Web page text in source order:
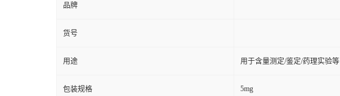
品牌
货号
用途 用于含量测定/鉴定/药理实验等
包装规格 5mg